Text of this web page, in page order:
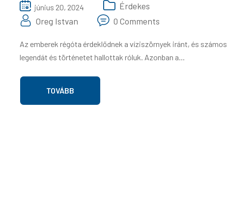
június 20, 2024
Érdekes
Oreg Istvan
0 Comments
Az emberek régóta érdeklődnek a víziszörnyek iránt, és számos
legendát és történetet hallottak róluk. Azonban a...
TOVÁBB